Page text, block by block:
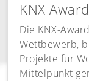
KNX
Die KNX-
Wettbewerb,
Projekte für
Mittelpunkt